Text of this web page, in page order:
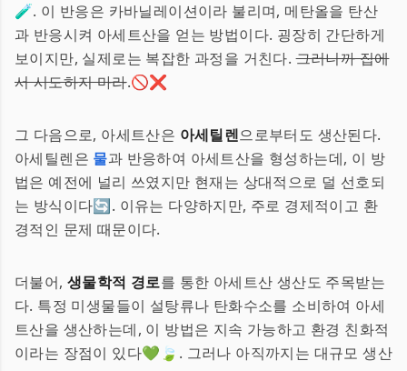
🧪. 이 반응은 카바닐레이션이라 불리며, 메탄올을 탄산
과 반응시켜 아세트산을 얻는 방법이다. 굉장히 간단하게
보이지만, 실제로는 복잡한 과정을 거친다.그러니까 집에
서 시도하지 마라.🚫❌
그 다음으로, 아세트산은 아세틸렌으로부터도 생산된다.
아세틸렌은 물과 반응하여 아세트산을 형성하는데, 이 방
법은 예전에 널리 쓰였지만 현재는 상대적으로 덜 선호되
는 방식이다🔄. 이유는 다양하지만, 주로 경제적이고 환
경적인 문제 때문이다.
더불어, 생물학적 경로를 통한 아세트산 생산도 주목받는
다. 특정 미생물들이 설탕류나 탄화수소를 소비하여 아세
트산을 생산하는데, 이 방법은 지속 가능하고 환경 친화적
이라는 장점이 있다💚🍃. 그러나 아직까지는 대규모 생산